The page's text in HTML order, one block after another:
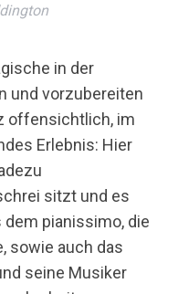
in der
und vorzubereiten
offensichtlich, im
Erlebnis: Hier
sitzt und es
pianissimo, die
sowie auch das
seine Musiker